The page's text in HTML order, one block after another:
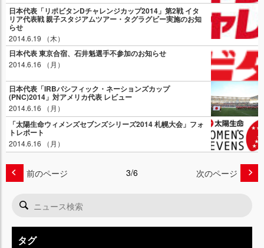
日本代表「リポビタンDチャレンジカップ2014」第2戦 イタ
リア代表戦 親子スタジアムツアー・タグラグビー実施のお知
らせ
2014.6.19 （木）
日本代表 東京合宿、石井魁選手不参加のお知らせ
2014.6.16 （月）
日本代表「IRBパシフィック・ネーションズカップ
(PNC)2014」対アメリカ代表 レビュー
2014.6.16 （月）
「太陽生命ウィメンズセブンズシリーズ2014 札幌大会」フォ
トレポート
2014.6.16 （月）
3/6
前のページ 次のページ
タグ